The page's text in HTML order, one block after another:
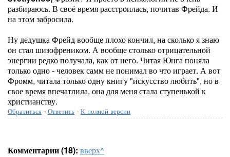
разбираюсь. В своё время расстроилась, почитав Фрейда. И
на этом забросила.
Ну дедушка Фрейд вообще плохо кончил, на сколько я знаю
он стал шизофреником. А вообще столько отрицательной
энергии редко получала, как от него. Читая Юнга поняла
только одно - человек самм не понимал во что играет. А вот
Фромм, читала только одну книгу "искусство любить", но в
свое время впечатлила, она для меня стала ступенькой к
христианству.
Обратиться - Ответить - К полной версии
Комментарии (18): вверх^